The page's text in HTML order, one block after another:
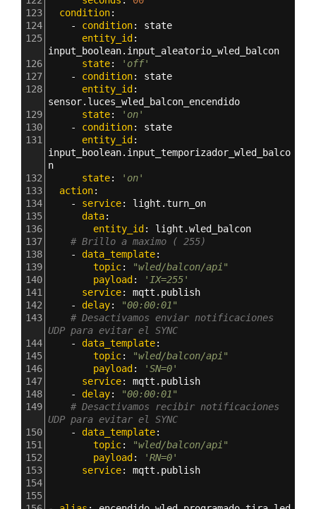
123
  condition
:
124
- condition: state
125
entity_id
input_boolean.input_aleatorio_wled_balcon
126
state:
'off'
127
- condition: state
128
entity_id
sensor.luces_wled_balcon_encendido
129
state:
'on'
130
- condition: state
131
entity_id
input_boolean.input_temporizador_wled_balco
n
132
state:
'on'
133
  action
:
134
- service: light.turn_on
135
data:
136
entity_id : light.wled_balcon
137
# Brillo a maximo ( 255)
138
- data_template:
139
topic:
"wled/balcon/api"
140
payload :
'IX=255'
141
service:
142
- delay:
"00:00:01"
143
# Desactivamos enviar notificaciones
UDP para evitar el SYNC
144
- data_template:
145
topic:
"wled/balcon/api"
146
payload :
'SN=0'
147
service: mqtt.publish
148
- delay:
"00:00:01"
149
# Desactivamos recibir notificaciones
UDP para evitar el SYNC
150
- data_template:
151
topic:
"wled/balcon/api"
152
payload :
'RN=0'
153
service:
154
155